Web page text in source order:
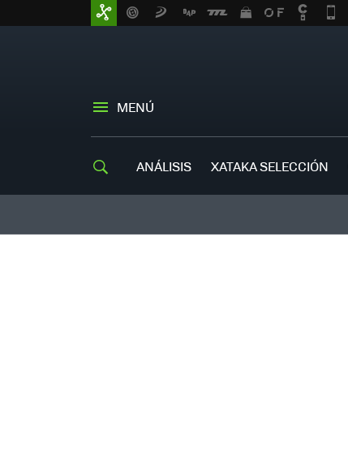
MENÚ
ANÁLISIS XATAKA SELECCIÓN